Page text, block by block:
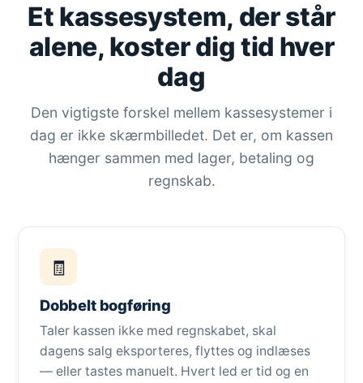
Et kassesystem, der står
alene, koster dig tid hver
dag
Den vigtigste forskel mellem kassesystemer i
dag er ikke skærmbilledet. Det er, om kassen
hænger sammen med lager, betaling og
regnskab.
🧾
Dobbelt bogføring
Taler kassen ikke med regnskabet, skal
dagens salg eksporteres, flyttes og indlæses
— eller tastes manuelt. Hvert led er tid og en